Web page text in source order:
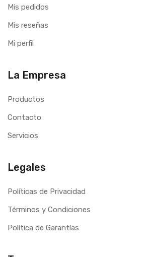
Mis pedidos
Mis reseñas
Mi perfil
La Empresa
Productos
Contacto
Servicios
Legales
Políticas de Privacidad
Términos y Condiciones
Política de Garantías